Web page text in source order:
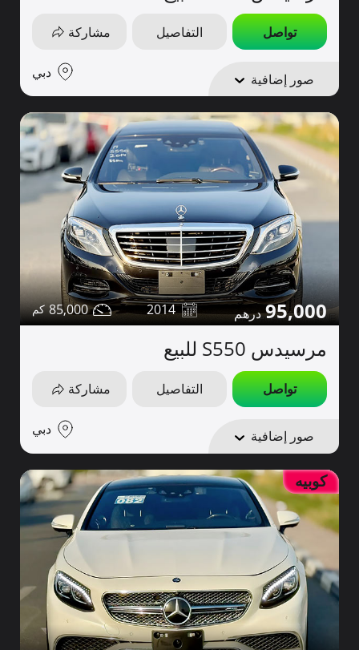
تواصل التفاصيل مشاركة
صور إضافية دبي
95,000
2014
85,000
مرسيدس S550 للبيع
تواصل التفاصيل مشاركة
صور إضافية دبي
كوبيه